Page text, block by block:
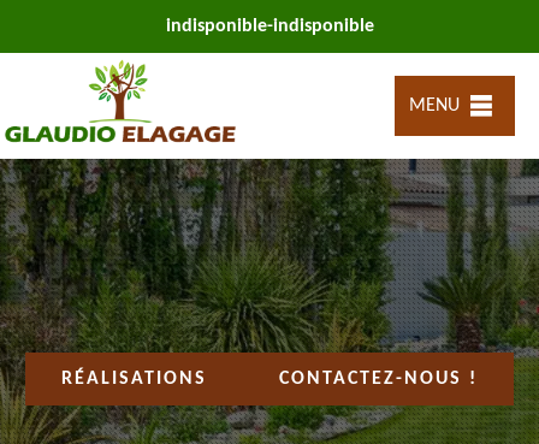
indisponible-indisponible
MENU
RÉALISATIONS CONTACTEZ-NOUS !